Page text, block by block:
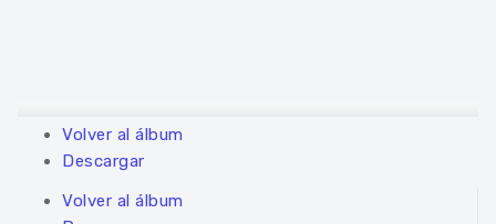
Volver al álbum
Descargar
Volver al álbum